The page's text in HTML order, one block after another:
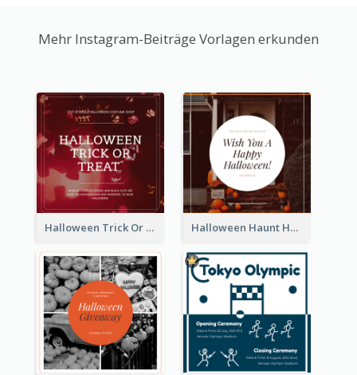
Mehr Instagram-Beiträge Vorlagen erkunden
Halloween Trick Or Treat Instagram Post Halloween Haunt House Instagram Post